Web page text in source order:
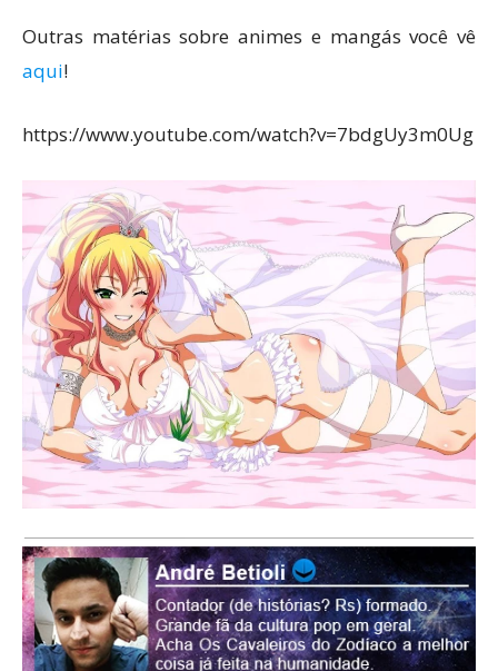
Outras matérias sobre animes e mangás você vê
aqui!
https://www.youtube.com/watch?v=7bdgUy3m0Ug